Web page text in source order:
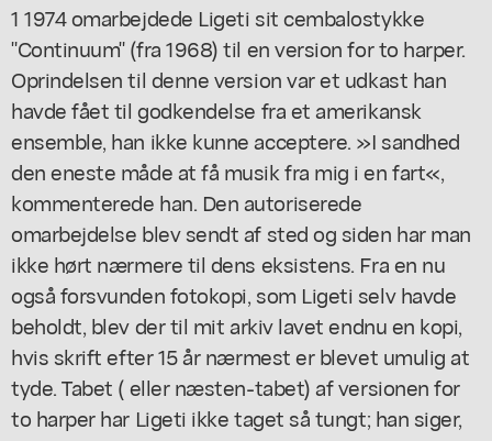
1 1974 omarbejdede Ligeti sit cembalostykke
"Continuum" (fra 1968) til en version for to harper.
Oprindelsen til denne version var et udkast han
havde fået til godkendelse fra et amerikansk
ensemble, han ikke kunne acceptere. »I sandhed
den eneste måde at få musik fra mig i en fart«,
kommenterede han. Den autoriserede
omarbejdelse blev sendt af sted og siden har man
ikke hørt nærmere til dens eksistens. Fra en nu
også forsvunden fotokopi, som Ligeti selv havde
beholdt, blev der til mit arkiv lavet endnu en kopi,
hvis skrift efter 15 år nærmest er blevet umulig at
tyde. Tabet ( eller næsten-tabet) af versionen for
to harper har Ligeti ikke taget så tungt; han siger,